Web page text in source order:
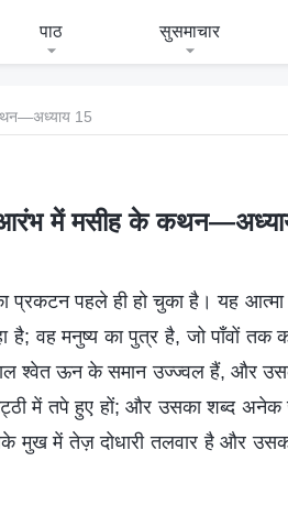
पाठ सुसमाचार
15
में मसीह के
प्रकटन पहले ही हो चुका है। यह
है; वह मनुष्य का पुत्र है, जो पाँवों तक
श्‍वेत ऊन के समान उज्ज्वल हैं, और
में तपे हुए हों; और उसका शब्द
मुख में तेज़ दोधारी तलवार है और